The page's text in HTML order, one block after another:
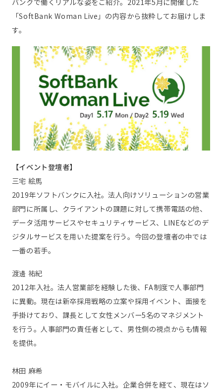
バンクで働くリアルな姿をご紹介。2021年5月に開催した
「SoftBank Woman Live」の内容から抜粋してお届けしま
す。
【イベント登壇者】
三宅 絵馬
2019年ソフトバンクに入社。法人向けソリューションの営業
部門に所属し、クライアントの課題に対して携帯電話の他、
データ活用サービスやセキュリティサービス、LINEなどのデ
ジタルサービスを用いた提案を行う。今回の登壇者の中では
一番の若手。
渡邊 祐紀
2012年入社。法人営業部を経験した後、FA制度で人事部門
に異動。現在は新卒採用戦略の立案や採用イベント、面接を
手掛けており、課長として女性メンバー5名のマネジメント
を行う。人事部門の責任者として、男性側の視点からも情報
を提供。
林田 麻希
2009年にイー・モバイルに入社。企業合併を経て、現在はソ